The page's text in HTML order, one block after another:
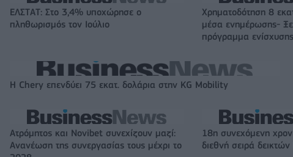
ΕΛΣΤΑΤ: Στο 3,4% υποχώρησε ο
πληθωρισμός τον Ιούλιο
Χρηματοδότηση 8
μέσα ενημέρωσης-
πρόγραμμα
Η Chery επενδύει 75 εκατ. δολάρια στην KG Mobility
Ατρόμητος και Novibet συνεχίζουν μαζί:
Ανανέωση της συνεργασίας τους μέχρι το
18η συνεχόμενη
διεθνή σειρά